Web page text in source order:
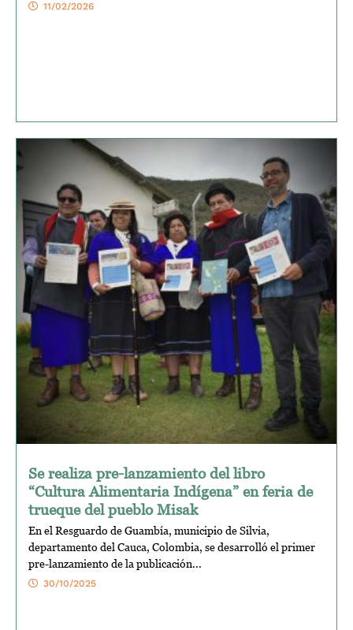
11/02/2026
Se realiza pre-lanzamiento del libro
“Cultura Alimentaria Indígena” en feria de
trueque del pueblo Misak
En el Resguardo de Guambía, municipio de Silvia,
departamento del Cauca, Colombia, se desarrolló el primer
pre-lanzamiento de la publicación...
30/10/2025